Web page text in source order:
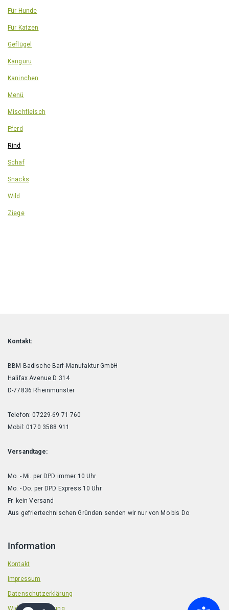
Für Hunde
Für Katzen
Geflügel
Känguru
Kaninchen
Menü
Mischfleisch
Pferd
Rind
Schaf
Snacks
Wild
Ziege
Kontakt:
BBM Badische Barf-Manufaktur GmbH
Halifax Avenue D 314
D-77836 Rheinmünster
Telefon: 07229-69 71 760
Mobil: 0170 3588 911
Versandtage:
Mo. - Mi. per DPD immer 10 Uhr
Mo. - Do. per DPD Express 10 Uhr
Fr. kein Versand
Aus gefriertechnischen Gründen senden wir nur von Mo bis Do
Information
Kontakt
Impressum
Datenschutzerklärung
Widerrufsbelehrung